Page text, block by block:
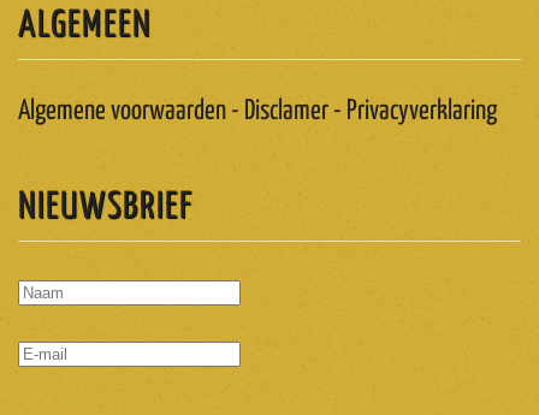
ALGEMEEN
Algemene voorwaarden - Disclamer - Privacyverklaring
NIEUWSBRIEF